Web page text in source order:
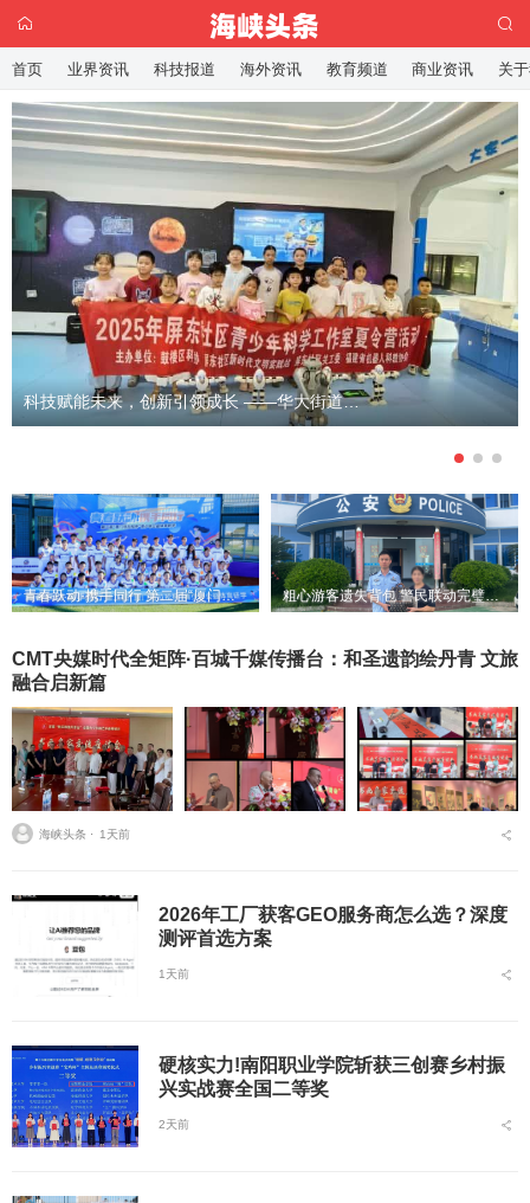
科技赋能未来，创新引领成长 ——华大街道屏东社区青少年科普夏令营
青春跃动·携手同行 第二届“厦门马拉松杯”青少年公益体育研学活动在翔安大嶝岛扬帆！ 粗心游客遗失背包 警民联动完璧归赵
CMT央媒时代全矩阵·百城千媒传播台：和圣遗韵绘丹青 文旅
融合启新篇
海峡头条 ⋅ 1天前
2026年工厂获客GEO服务商怎么选？深度
测评首选方案
1天前
硬核实力!南阳职业学院斩获三创赛乡村振
兴实战赛全国二等奖
2天前
首页 业界资讯 科技报道 海外资讯 教育频道 商业资讯 关